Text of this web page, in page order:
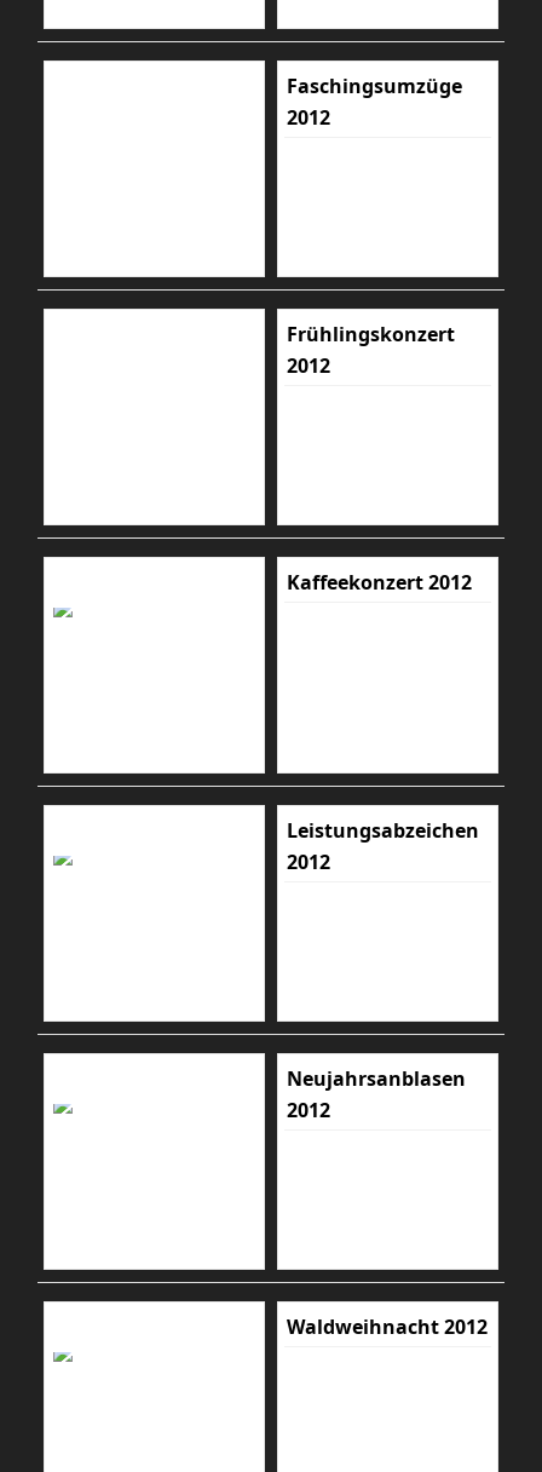
Faschingsumzüge
2012
Frühlingskonzert
2012
Kaffeekonzert 2012
Leistungsabzeichen
2012
Neujahrsanblasen
2012
Waldweihnacht 2012